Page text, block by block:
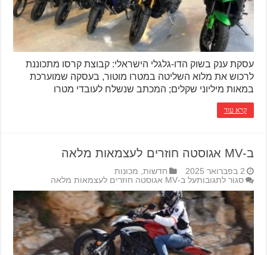
עסקת ענק בשוק הדו-גלגלי הישראלי: קבוצת קרסו מתכוננת
לרכוש את מלוא השליטה במטרו מוטור, בעסקה שמוערכת
במאות מיליוני שקלים; המכתב שנשלח לעובדי מטרו
קרא עוד
ב-MV אגוסטה חוזרים לעצמאות מלאה
2 בפברואר 2025 חדשות מכונות
סגור לתגובותעל ב-MV אגוסטה חוזרים לעצמאות מלאה